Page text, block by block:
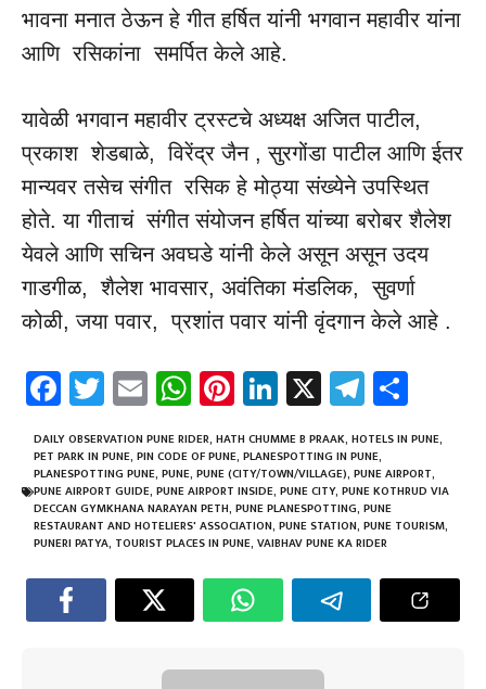
भावना मनात ठेऊन हे गीत हर्षित यांनी भगवान महावीर यांना
आणि रसिकांना समर्पित केले आहे.
यावेळी भगवान महावीर ट्रस्टचे अध्यक्ष अजित पाटील,
प्रकाश शेडबाळे, विरेंद्र जैन , सुरगोंडा पाटील आणि ईतर
मान्यवर तसेच संगीत रसिक हे मोठ्या संख्येने उपस्थित
होते. या गीताचं संगीत संयोजन हर्षित यांच्या बरोबर शैलेश
येवले आणि सचिन अवघडे यांनी केले असून असून उदय
गाडगीळ, शैलेश भावसार, अवंतिका मंडलिक, सुवर्णा
कोळी, जया पवार, प्रशांत पवार यांनी वृंदगान केले आहे .
Fa
ce
b
o
ok
T
wi
tt
er
E
m
ail
W
h
at
sA
p
p
Pi
nt
er
es
t
Li
nk
e
dI
n
X Te
le
gr
a
m
ar
e
DAILY OBSERVATION PUNE RIDER, HATH CHUMME B PRAAK, HOTELS IN PUNE,
PET PARK IN PUNE, PIN CODE OF PUNE, PLANESPOTTING IN PUNE,
PLANESPOTTING PUNE, PUNE, PUNE (CITY/TOWN/VILLAGE), PUNE AIRPORT,
PUNE AIRPORT GUIDE, PUNE AIRPORT INSIDE, PUNE CITY, PUNE KOTHRUD VIA
DECCAN GYMKHANA NARAYAN PETH, PUNE PLANESPOTTING, PUNE
RESTAURANT AND HOTELIERS' ASSOCIATION, PUNE STATION, PUNE TOURISM,
PUNERI PATYA, TOURIST PLACES IN PUNE, VAIBHAV PUNE KA RIDER